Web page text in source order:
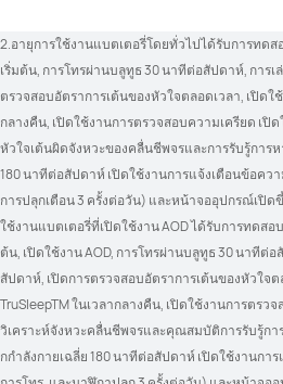
ติดตามเส้นทางกีฬากลางแจ้ง
และกีฬาทางน้ำ
Y
2.อายุการใช้งานแบตเตอรี่โดยทั่วไปได้รับการทด
เริ่มต้น, การโทรผ่านบลูทูธ 30 นาทีต่อสัปดาห์, การ
ตรวจสอบอัตราการเต้นของหัวใจตลอดเวลา, เปิดใช้
กลางคืน, เปิดใช้งานการตรวจสอบความเครียด เ
หัวใจเต้นผิดจังหวะของคลื่นชีพจรและการรับรู้การ
180 นาทีต่อสัปดาห์ เปิดใช้งานการแจ้งเตือนข้อควา
การปลุกเตือน 3 ครั้งต่อวัน) และหน้าจออุปกรณ์เปิ
ใช้งานแบตเตอรี่ที่เปิดใช้งาน AOD ได้รับการทดสอ
ต้น, เปิดใช้งาน AOD, การโทรผ่านบลูทูธ 30 นาทีต่อ
สัปดาห์, เปิดการตรวจสอบอัตราการเต้นของหัวใจต
TruSleepTM ในเวลากลางคืน, เปิดใช้งานการตรว
วิเคราะห์จังหวะคลื่นชีพจรและคุณสมบัติการรับรู้ก
กกําลังกายเฉลี่ย 180 นาทีต่อสัปดาห์ เปิดใช้งานกา